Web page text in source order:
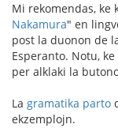
Mi rekomendas, ke
Nakamura" en
post la duonon de
Esperanto. Notu,
per alklaki la
La gramatika parto
ekzemplojn.